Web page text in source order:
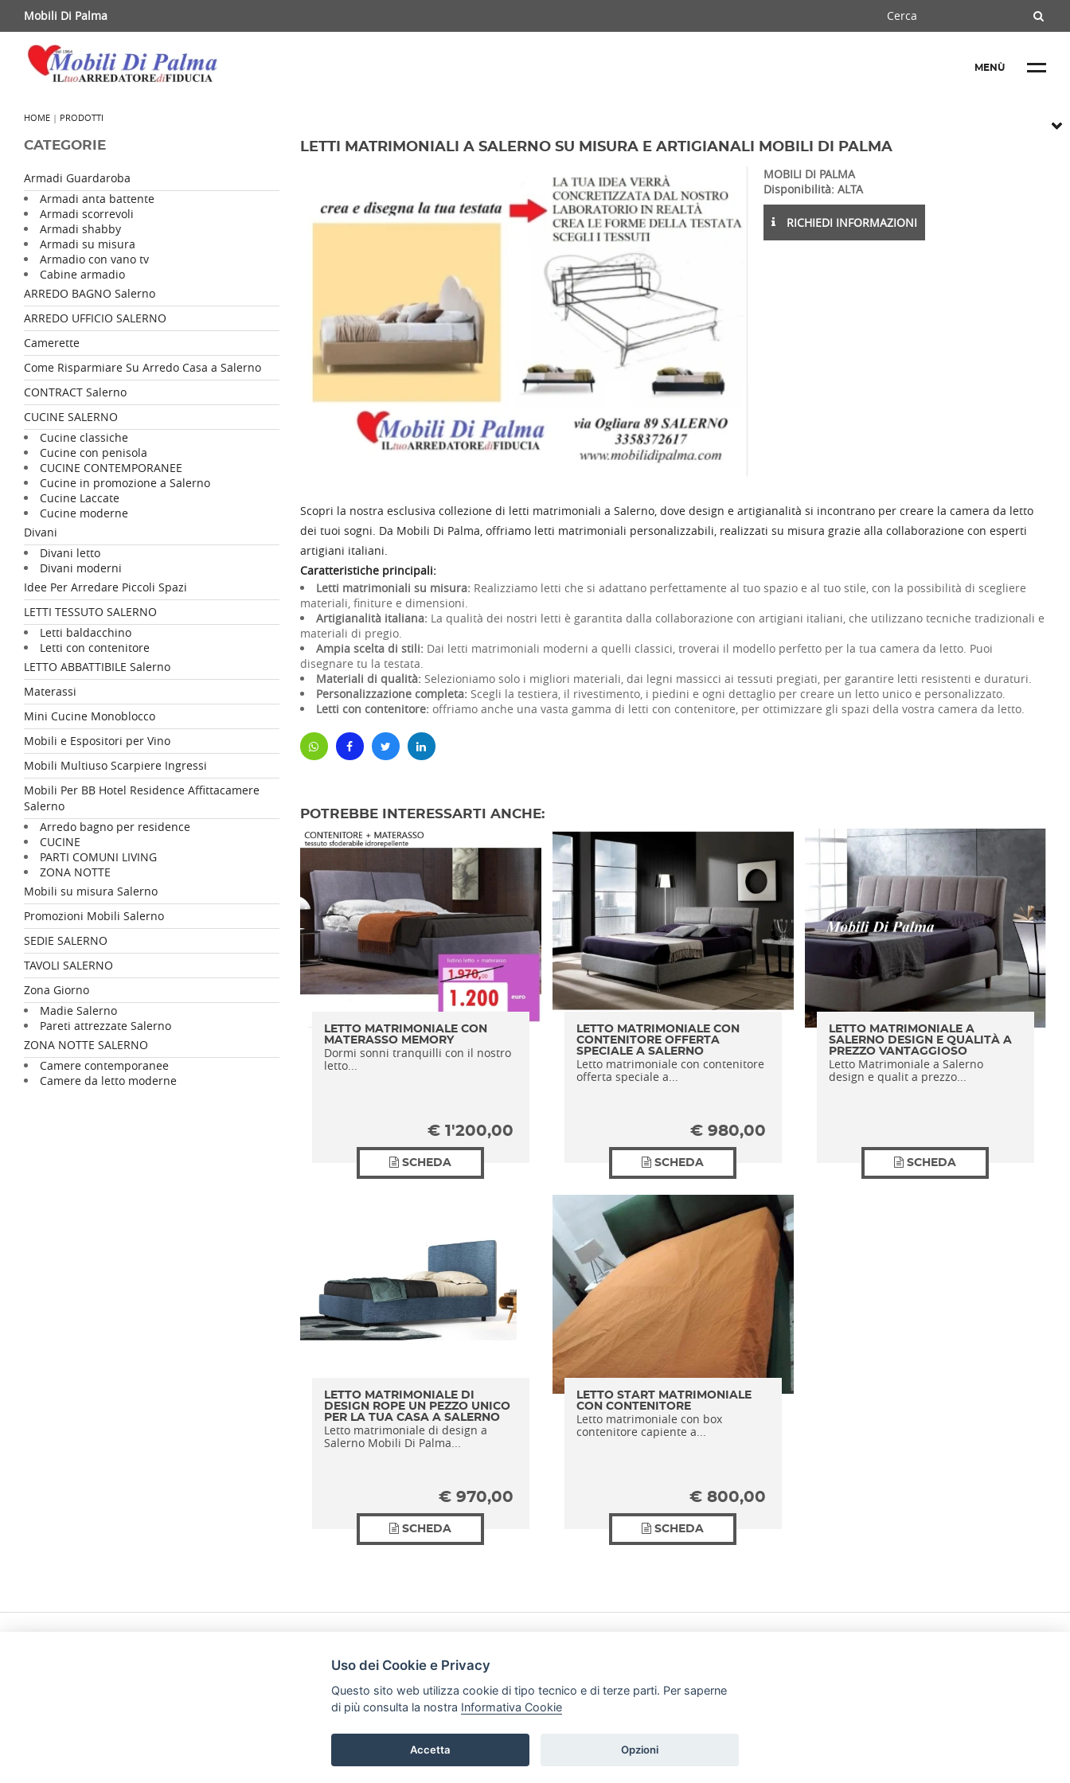
Mobili Di Palma
MENÙ
HOME | PRODOTTI
CATEGORIE
Armadi Guardaroba
Armadi anta battente
Armadi scorrevoli
Armadi shabby
Armadi su misura
Armadio con vano tv
Cabine armadio
ARREDO BAGNO Salerno
ARREDO UFFICIO SALERNO
Camerette
Come Risparmiare Su Arredo Casa a Salerno
CONTRACT Salerno
CUCINE SALERNO
Cucine classiche
Cucine con penisola
CUCINE CONTEMPORANEE
Cucine in promozione a Salerno
Cucine Laccate
Cucine moderne
Divani
Divani letto
Divani moderni
Idee Per Arredare Piccoli Spazi
LETTI TESSUTO SALERNO
Letti baldacchino
Letti con contenitore
LETTO ABBATTIBILE Salerno
Materassi
Mini Cucine Monoblocco
Mobili e Espositori per Vino
Mobili Multiuso Scarpiere Ingressi
Mobili Per BB Hotel Residence Affittacamere
Salerno
Arredo bagno per residence
CUCINE
PARTI COMUNI LIVING
ZONA NOTTE
Mobili su misura Salerno
Promozioni Mobili Salerno
SEDIE SALERNO
TAVOLI SALERNO
Zona Giorno
Madie Salerno
Pareti attrezzate Salerno
ZONA NOTTE SALERNO
Camere contemporanee
Camere da letto moderne
LETTI MATRIMONIALI A SALERNO SU MISURA E ARTIGIANALI MOBILI DI PALMA
MOBILI DI PALMA
Disponibilità: ALTA
RICHIEDI INFORMAZIONI
Scopri la nostra esclusiva collezione di letti matrimoniali a Salerno, dove design e artigianalità si incontrano per creare la camera da letto
dei tuoi sogni. Da Mobili Di Palma, offriamo letti matrimoniali personalizzabili, realizzati su misura grazie alla collaborazione con esperti
artigiani italiani.
Caratteristiche principali:
Letti matrimoniali su misura: Realizziamo letti che si adattano perfettamente al tuo spazio e al tuo stile, con la possibilità di scegliere
materiali, finiture e dimensioni.
Artigianalità italiana: La qualità dei nostri letti è garantita dalla collaborazione con artigiani italiani, che utilizzano tecniche tradizionali e
materiali di pregio.
Ampia scelta di stili: Dai letti matrimoniali moderni a quelli classici, troverai il modello perfetto per la tua camera da letto. Puoi
disegnare tu la testata.
Materiali di qualità: Selezioniamo solo i migliori materiali, dai legni massicci ai tessuti pregiati, per garantire letti resistenti e duraturi.
Personalizzazione completa: Scegli la testiera, il rivestimento, i piedini e ogni dettaglio per creare un letto unico e personalizzato.
Letti con contenitore: offriamo anche una vasta gamma di letti con contenitore, per ottimizzare gli spazi della vostra camera da letto.
POTREBBE INTERESSARTI ANCHE:
LETTO MATRIMONIALE CON
MATERASSO MEMORY
Dormi sonni tranquilli con il nostro
letto...
€ 1'200,00
SCHEDA
LETTO MATRIMONIALE CON
CONTENITORE OFFERTA
SPECIALE A SALERNO
Letto matrimoniale con contenitore
offerta speciale a...
€ 980,00
SCHEDA
LETTO MATRIMONIALE A
SALERNO DESIGN E QUALITÀ A
PREZZO VANTAGGIOSO
Letto Matrimoniale a Salerno
design e qualit a prezzo...
SCHEDA
LETTO MATRIMONIALE DI
DESIGN ROPE UN PEZZO UNICO
PER LA TUA CASA A SALERNO
Letto matrimoniale di design a
Salerno Mobili Di Palma...
€ 970,00
SCHEDA
LETTO START MATRIMONIALE
CON CONTENITORE
Letto matrimoniale con box
contenitore capiente a...
€ 800,00
SCHEDA
Tel. +39 089281193 / +39 3358372617 Email: info@mobilidipalma.it P.iva: 02910930656
PREFERENZE COOKIE
Uso dei Cookie e Privacy
Questo sito web utilizza cookie di tipo tecnico e di terze parti. Per saperne
di più consulta la nostra Informativa Cookie
Accetta Opzioni